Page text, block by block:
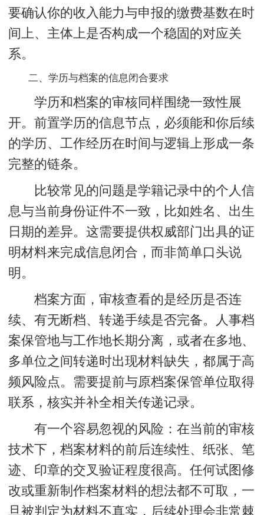
要确认你的收入能力与申报的缴费基数在时
间上、主体上是否构成一个稳固的对应关
系。
二、学历与档案的信息闭合要求
学历和档案的审核同样围绕一致性展
开。前置学历的信息节点，必须能和你后续
的学历、工作经历在时间与逻辑上形成一条
完整的链条。
比较常见的问题是学籍记录中的个人信
息与当前身份证件不一致，比如姓名、出生
日期的差异。这需要提供权威部门出具的证
明材料来完成信息闭合，而非简单口头说
明。
档案方面，审核查看的是经历是否连
续、有无断档、转递手续是否完备。
人事档
案保管地与工作地长期分离 ，或者在多地、
多单位之间转递时出现材料缺失，都属于高
频风险点。需要提前与原档案保管单位取得
联系，核实并补全相关传递记录。
有一个容易忽视的风险：在当前的审核
技术下，档案材料的前后连续性、纸张、笔
迹、印章的交叉验证程度很高。任何试图修
改或重新制作档案材料的想法都不可取，一
旦被判定为材料不真实，后续处理会非常棘